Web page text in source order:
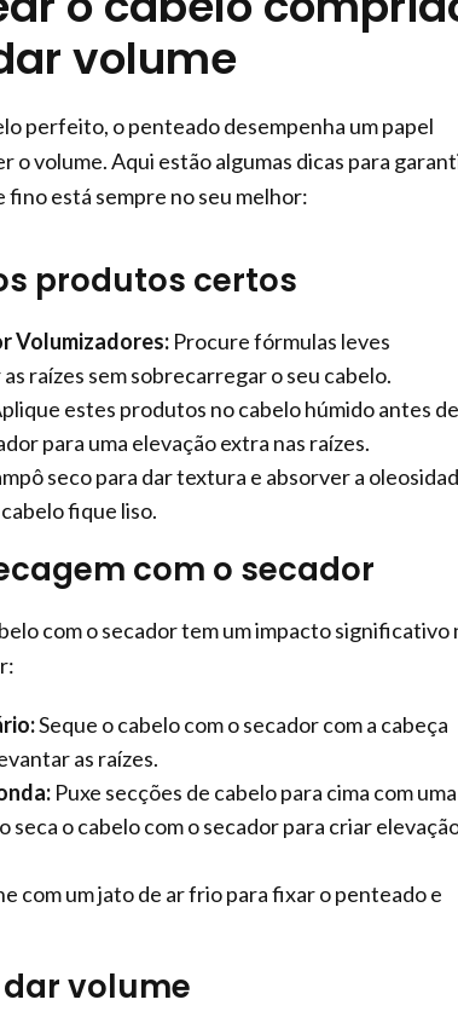
volume
perfeito, o penteado desempenha um papel
o volume. Aqui estão algumas dicas para
fino está sempre no seu melhor:
produtos certos
Volumizadores: Procure fórmulas leves
raízes sem sobrecarregar o seu cabelo.
estes produtos no cabelo húmido antes de
para uma elevação extra nas raízes.
seco para dar textura e absorver a
fique liso.
com o secador
com o secador tem um impacto significativo
Seque o cabelo com o secador com a cabeça
as raízes.
Puxe secções de cabelo para cima com uma
o cabelo com o secador para criar
com um jato de ar frio para fixar o penteado e
volume